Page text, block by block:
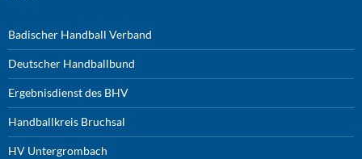
Badischer Handball Verband
Deutscher Handballbund
Ergebnisdienst des BHV
Handballkreis Bruchsal
HV Untergrombach